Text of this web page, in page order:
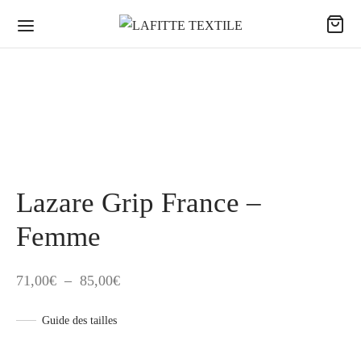
Lazare Grip France –
Femme
71,00€ – 85,00€Plage
Guide des tailles